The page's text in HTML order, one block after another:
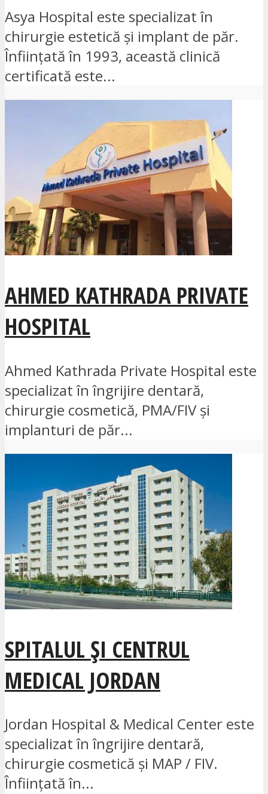
Asya Hospital este specializat în
chirurgie estetică și implant de păr.
Înființată în 1993, această clinică
certificată este...
AHMED KATHRADA PRIVATE
HOSPITAL
Ahmed Kathrada Private Hospital este
specializat în îngrijire dentară,
chirurgie cosmetică, PMA/FIV și
implanturi de păr...
SPITALUL ȘI CENTRUL
MEDICAL JORDAN
Jordan Hospital & Medical Center este
specializat în îngrijire dentară,
chirurgie cosmetică și MAP / FIV.
Înființată în...